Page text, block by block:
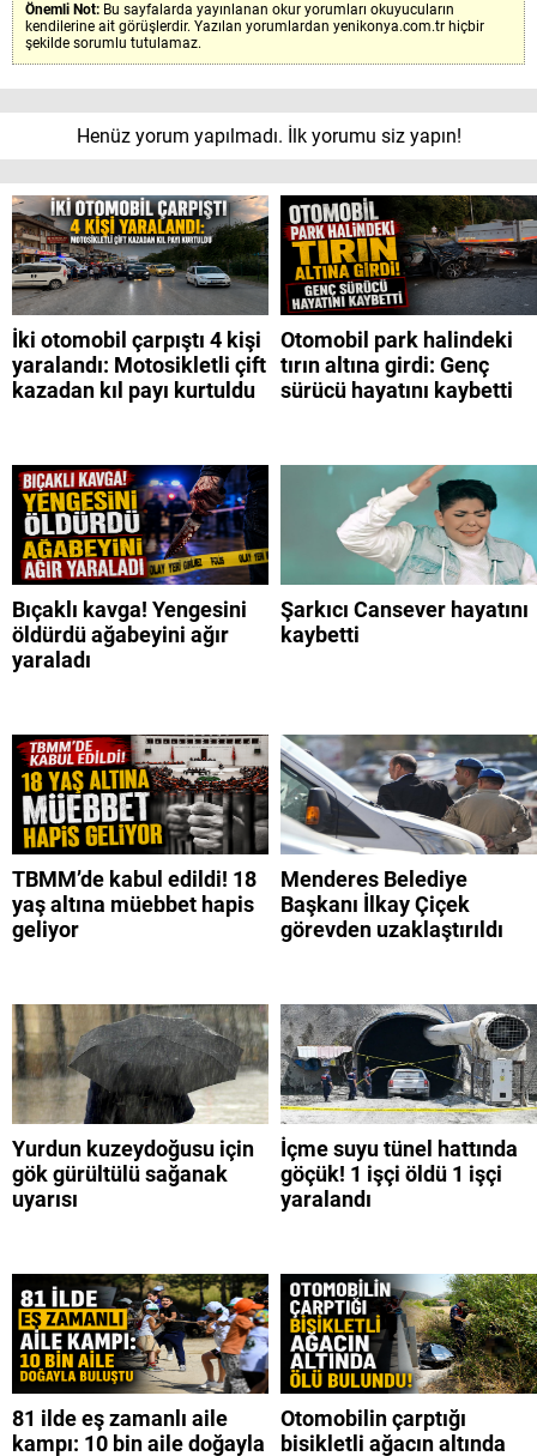
Önemli Not: Bu sayfalarda yayınlanan okur yorumları okuyucuların
kendilerine ait görüşlerdir. Yazılan yorumlardan yenikonya.com.tr hiçbir
şekilde sorumlu tutulamaz.
Henüz yorum yapılmadı. İlk yorumu siz yapın!
İki otomobil çarpıştı 4 kişi
yaralandı: Motosikletli çift
kazadan kıl payı kurtuldu
Otomobil park halindeki
tırın altına girdi: Genç
sürücü hayatını kaybetti
Bıçaklı kavga! Yengesini
öldürdü ağabeyini ağır
yaraladı
Şarkıcı Cansever hayatını
kaybetti
TBMM’de kabul edildi! 18
yaş altına müebbet hapis
geliyor
Menderes Belediye
Başkanı İlkay Çiçek
görevden uzaklaştırıldı
Yurdun kuzeydoğusu için
gök gürültülü sağanak
uyarısı
İçme suyu tünel hattında
göçük! 1 işçi öldü 1 işçi
yaralandı
81 ilde eş zamanlı aile
kampı: 10 bin aile doğayla
Otomobilin çarptığı
bisikletli ağacın altında